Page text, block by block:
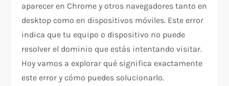
aparecer en Chrome y otros navegadores tanto en
desktop como en dispositivos móviles. Este error
indica que tu equipo o dispositivo no puede
resolver el dominio que estás intentando visitar.
Hoy vamos a explorar qué significa exactamente
este error y cómo puedes solucionarlo.